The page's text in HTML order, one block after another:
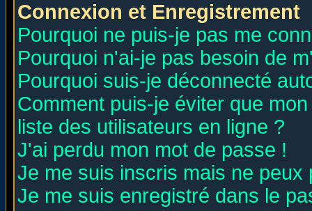
Connexion et Enregistrement
Pourquoi ne puis-je pas me
Pourquoi n'ai-je pas besoin de
Pourquoi suis-je déconnecté
Comment puis-je éviter que
liste des utilisateurs en ligne ?
J'ai perdu mon mot de passe !
Je me suis inscris mais ne peux
Je me suis enregistré dans le